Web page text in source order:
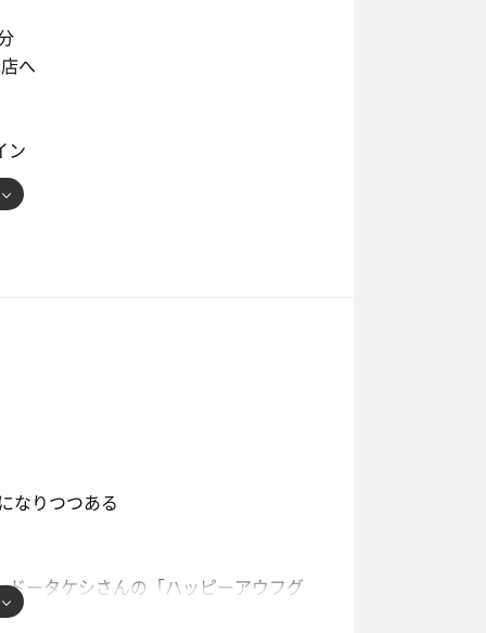
く1番好き
香り
積していく感じ
嬉しい
完成していて思わず声を出してし
ウリュが発動
」
へ
ン
に下段でテレビを見ながらじっくり
なりつつある
ータケシさんの「ハッピーアウフグ